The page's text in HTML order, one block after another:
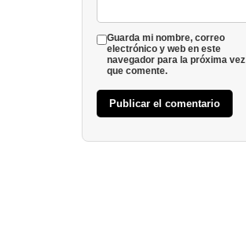
Guarda mi nombre, correo
electrónico y web en este
navegador para la próxima vez
que comente.